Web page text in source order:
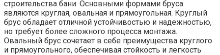
строительства бани. Основными формами бруса
являются круглая, овальная и прямоугольная. Круглый
брус обладает отличной устойчивостью и надежностью,
но требует более сложного процесса монтажа.
Овальный брус сочетает в себе преимущества круглого
и прямоугольного, обеспечивая стойкость и легкость